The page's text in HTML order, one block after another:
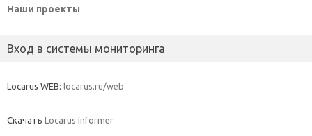
Наши проекты
Вход в системы мониторинга
Locarus WEB: locarus.ru/web
Скачать Locarus Informer